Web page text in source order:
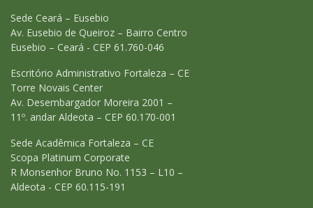
Sede Ceará – Eusebio
Av. Eusebio de Queiroz – Bairro Centro
Eusebio – Ceará - CEP 61.760-046
Escritório Administrativo Fortaleza – CE
Torre Novais Center
Av. Desembargador Moreira 2001 –
11º. andar Aldeota – CEP 60.170-001
Sede Acadêmica Fortaleza – CE
Scopa Platinum Corporate
R Monsenhor Bruno No. 1153 – L10 –
Aldeota - CEP 60.115-191